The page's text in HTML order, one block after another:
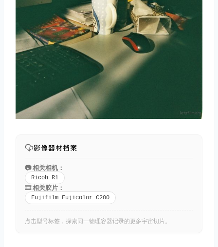
影像器材档案
📷 相关相机：
Ricoh R1
🎞️ 相关胶片：
Fujifilm Fujicolor C200
点击型号标签，探索同一物理容器记录的更多宇宙切片。